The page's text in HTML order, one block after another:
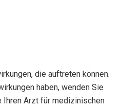
die auftreten können.
haben, wenden Sie
Ihren Arzt für medizinischen